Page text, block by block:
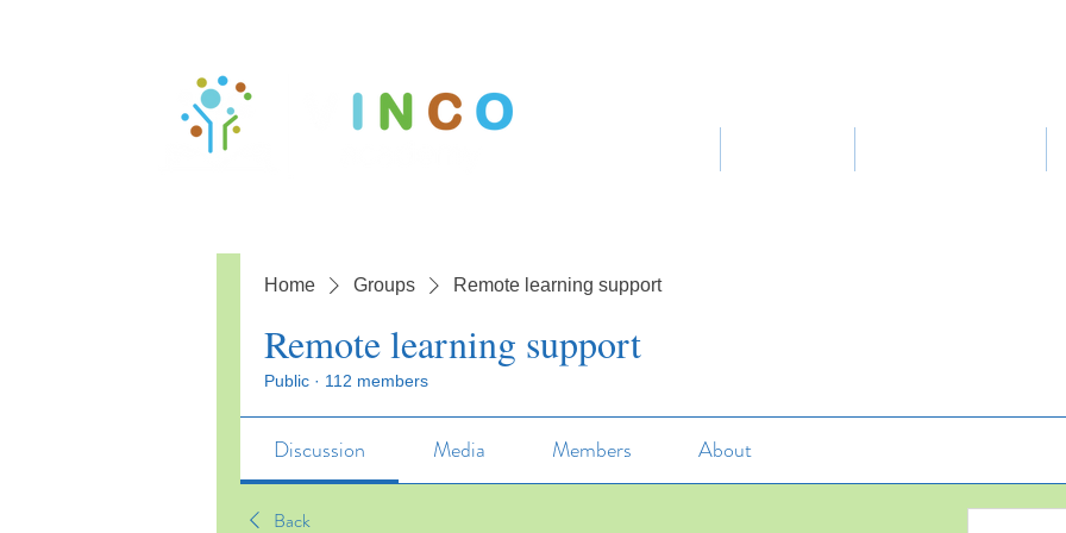
Home Groups Remote learning support
Remote learning support
Public · 112 members
Discussion Media Members About
Back